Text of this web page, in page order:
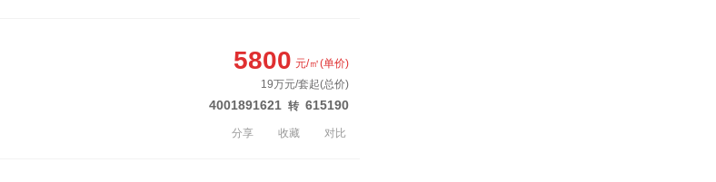
4001891621 转 615190
5800 元/㎡(单价)
19万元/套起(总价)
分享 收藏 对比